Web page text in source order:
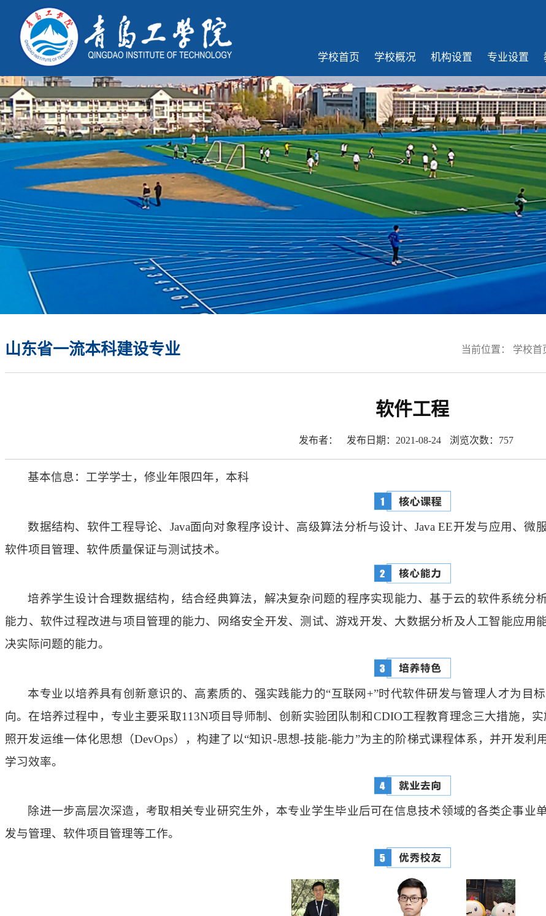
学校首页 学校概况 机构设置 专业设置
当前位置： 学校首
山东省一流本科建设专业
软件工程
发布者： 发布日期：2021-08-24 浏览次数： 757
基本信息：工学学士，修业年限四年，本科
数据结构、软件工程导论、Java面向对象程序设计、高级算法分析与设计、Java EE开发与应用、微
软件项目管理、软件质量保证与测试技术。
培养学生设计合理数据结构，结合经典算法，解决复杂问题的程序实现能力、基于云的软件系统分
能力、软件过程改进与项目管理的能力、网络安全开发、测试、游戏开发、大数据分析及人工智能应用
决实际问题的能力。
本专业以培养具有创新意识的、高素质的、强实践能力的“互联网+”时代软件研发与管理人才为目
向。在培养过程中，专业主要采取113N项目导师制、创新实验团队制和CDIO工程教育理念三大措施，
照开发运维一体化思想（DevOps），构建了以“知识-思想-技能-能力”为主的阶梯式课程体系，并开发
学习效率。
除进一步高层次深造，考取相关专业研究生外，本专业学生毕业后可在信息技术领域的各类企事业
发与管理、软件项目管理等工作。